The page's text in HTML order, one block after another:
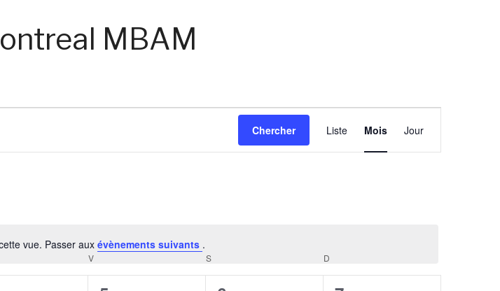
MBAM
Notice
vue. Passer auxévènements suivants .
Chercher
de
vues
Liste Mois Jour
V S D